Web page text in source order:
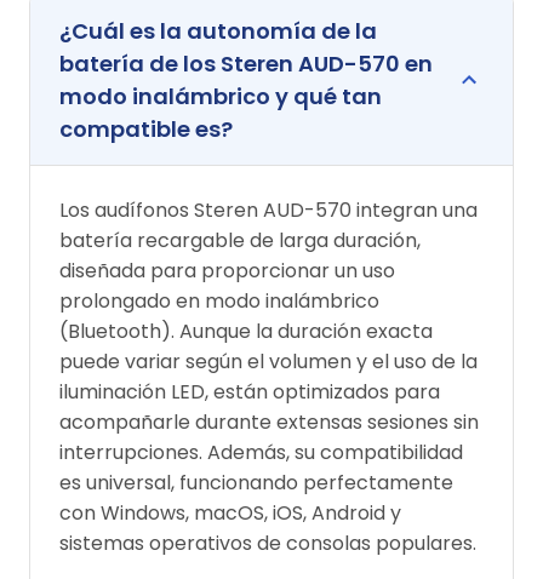
¿Cuál es la autonomía de la
batería de los Steren AUD-570 en
modo inalámbrico y qué tan
compatible es?
Los audífonos Steren AUD-570 integran una
batería recargable de larga duración,
diseñada para proporcionar un uso
prolongado en modo inalámbrico
(Bluetooth). Aunque la duración exacta
puede variar según el volumen y el uso de la
iluminación LED, están optimizados para
acompañarle durante extensas sesiones sin
interrupciones. Además, su compatibilidad
es universal, funcionando perfectamente
con Windows, macOS, iOS, Android y
sistemas operativos de consolas populares.